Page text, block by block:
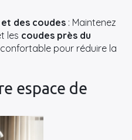
des coudes : Maintenez
les coudes près du
pour réduire la
espace de